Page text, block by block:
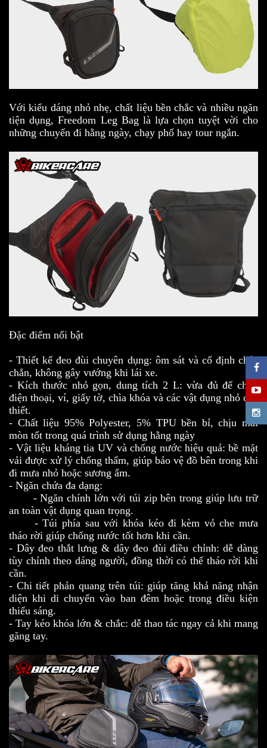
Với kiểu dáng nhỏ nhẹ, chất liệu bền chắc và nhiều ngăn
tiện dụng, Freedom Leg Bag là lựa chọn tuyệt vời cho
những chuyến đi hằng ngày, chạy phố hay tour ngắn.
Đặc điểm nổi bật
- Thiết kế đeo đùi chuyên dụng: ôm sát và cố định chắc
chắn, không gây vướng khi lái xe.
- Kích thước nhỏ gọn, dung tích 2 L: vừa đủ để chứa
điện thoại, ví, giấy tờ, chìa khóa và các vật dụng nhỏ cần
thiết.
- Chất liệu 95% Polyester, 5% TPU bền bỉ, chịu mài
mòn tốt trong quá trình sử dụng hằng ngày
- Vật liệu kháng tia UV và chống nước hiệu quả: bề mặt
vải được xử lý chống thấm, giúp bảo vệ đồ bên trong khi
đi mưa nhỏ hoặc sương ẩm.
- Ngăn chứa đa dạng:
- Ngăn chính lớn với túi zip bên trong giúp lưu trữ
an toàn vật dụng quan trọng.
- Túi phía sau với khóa kéo đi kèm vỏ che mưa
tháo rời giúp chống nước tốt hơn khi cần.
- Dây đeo thắt lưng & dây đeo đùi điều chỉnh: dễ dàng
tùy chỉnh theo dáng người, đồng thời có thể tháo rời khi
cần.
- Chi tiết phản quang trên túi: giúp tăng khả năng nhận
diện khi di chuyển vào ban đêm hoặc trong điều kiện
thiếu sáng.
- Tay kéo khóa lớn & chắc: dễ thao tác ngay cả khi mang
găng tay.